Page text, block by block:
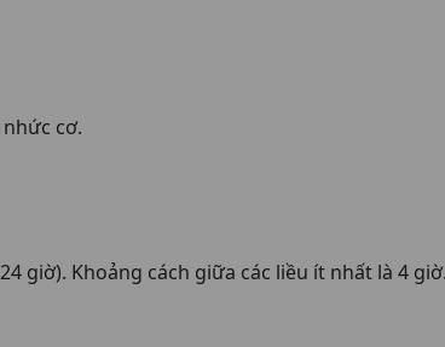
cơ.
giờ). Khoảng cách giữa các liều ít nhất là 4 giờ.